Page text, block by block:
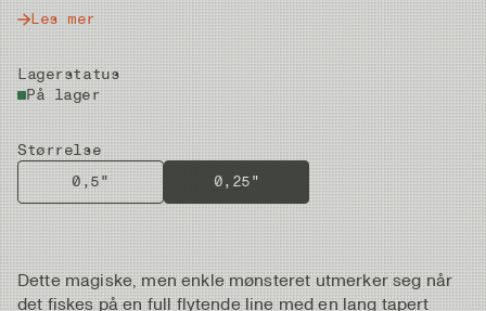
Les mer
Lagerstatus
På lager
Størrelse
0,5"
0,25"
Dette magiske, men enkle mønsteret utmerker seg når
det fiskes på en full flytende line med en lang tapert